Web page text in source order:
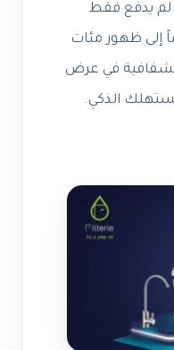
لم يدفع فقط
إلى ظهور مئات
الشفافية في عرض
الذكي.